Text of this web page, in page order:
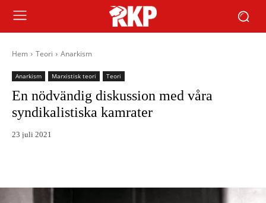
Hem Teori Anarkism
Anarkism Marxistisk teori Teori
En nödvändig diskussion med våra
syndikalistiska kamrater
23 juli 2021